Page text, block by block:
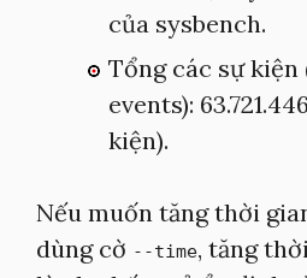
của sysbench.
Tổng các sự
events):
kiện).
Nếu muốn tăng thời
dùng cờ --time, tăng